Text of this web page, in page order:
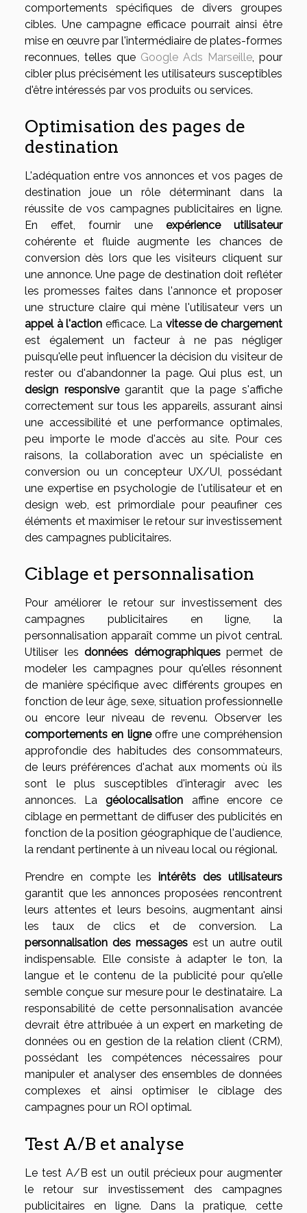
comportements spécifiques de divers groupes
cibles. Une campagne efficace pourrait ainsi être
mise en œuvre par l'intermédiaire de plates-formes
reconnues, telles que Google Ads Marseille, pour
cibler plus précisément les utilisateurs susceptibles
d'être intéressés par vos produits ou services.
Optimisation des pages de
destination
L'adéquation entre vos annonces et vos pages de
destination joue un rôle déterminant dans la
réussite de vos campagnes publicitaires en ligne.
En effet, fournir une expérience utilisateur
cohérente et fluide augmente les chances de
conversion dès lors que les visiteurs cliquent sur
une annonce. Une page de destination doit refléter
les promesses faites dans l'annonce et proposer
une structure claire qui mène l'utilisateur vers un
appel à l'action efficace. La vitesse de chargement
est également un facteur à ne pas négliger
puisqu'elle peut influencer la décision du visiteur de
rester ou d'abandonner la page. Qui plus est, un
design responsivegarantit que la page s'affiche
correctement sur tous les appareils, assurant ainsi
une accessibilité et une performance optimales,
peu importe le mode d'accès au site. Pour ces
raisons, la collaboration avec un spécialiste en
conversion ou un concepteur UX/UI, possédant
une expertise en psychologie de l'utilisateur et en
design web, est primordiale pour peaufiner ces
éléments et maximiser le retour sur investissement
des campagnes publicitaires.
Ciblage et personnalisation
Pour améliorer le retour sur investissement des
campagnes publicitaires en ligne, la
personnalisation apparaît comme un pivot central.
Utiliser lesdonnées démographiquespermet de
modeler les campagnes pour qu'elles résonnent
de manière spécifique avec différents groupes en
fonction de leur âge, sexe, situation professionnelle
ou encore leur niveau de revenu. Observer les
comportements en ligneoffre une compréhension
approfondie des habitudes des consommateurs,
de leurs préférences d'achat aux moments où ils
sont le plus susceptibles d'interagir avec les
annonces. Lagéolocalisation affine encore ce
ciblage en permettant de diffuser des publicités en
fonction de la position géographique de l'audience,
la rendant pertinente à un niveau local ou régional.
Prendre en compte les intérêts des utilisateurs
garantit que les annonces proposées rencontrent
leurs attentes et leurs besoins, augmentant ainsi
les taux de clics et de conversion. La
personnalisation des messagesest un autre outil
indispensable. Elle consiste à adapter le ton, la
langue et le contenu de la publicité pour qu'elle
semble conçue sur mesure pour le destinataire. La
responsabilité de cette personnalisation avancée
devrait être attribuée à un expert en marketing de
données ou en gestion de la relation client (CRM),
possédant les compétences nécessaires pour
manipuler et analyser des ensembles de données
complexes et ainsi optimiser le ciblage des
campagnes pour un ROI optimal.
Test A/B et analyse
Le test A/B est un outil précieux pour augmenter
le retour sur investissement des campagnes
publicitaires en ligne. Dans la pratique, cette